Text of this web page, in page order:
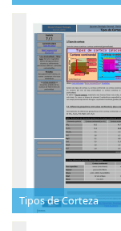
Tipos de Corteza